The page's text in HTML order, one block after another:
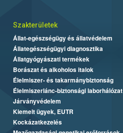
Szakterületek
Állat-egészségügy és állatvédelem
Állategészségügyi diagnosztika
Állatgyógyászati termékek
Borászat és alkoholos italok
Élelmiszer- és takarmánybiztonság
Élelmiszerlánc-biztonsági laborhálózat
Járványvédelem
Kiemelt ügyek, EUTR
Kockázatkezelés